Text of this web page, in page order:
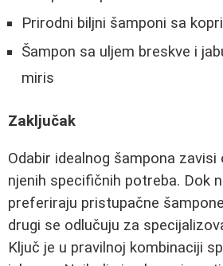
Prirodni biljni šamponi sa
Šampon sa uljem breskve i
miris
Zaključak
Odabir idealnog šampona zavisi
njenih specifičnih potreba. Dok
preferiraju pristupačne
drugi se odlučuju za
Ključ je u pravilnoj kombinaciji